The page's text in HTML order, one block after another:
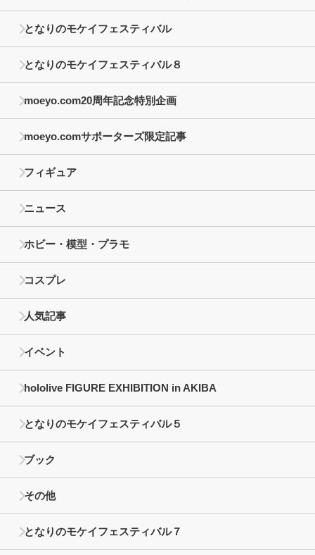
となりのモケイフェスティバル
となりのモケイフェスティバル８
moeyo.com20周年記念特別企画
moeyo.comサポーターズ限定記事
フィギュア
ニュース
ホビー・模型・プラモ
コスプレ
人気記事
イベント
hololive FIGURE EXHIBITION in AKIBA
となりのモケイフェスティバル５
ブック
その他
となりのモケイフェスティバル７